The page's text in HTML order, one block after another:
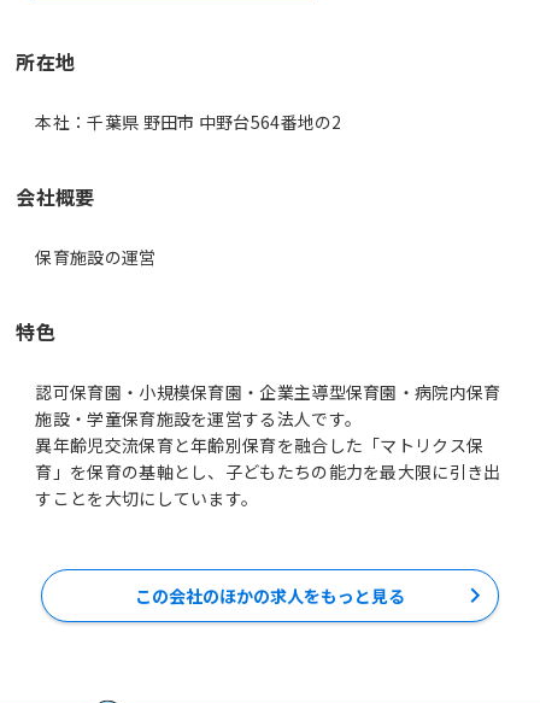
所在地
本社：千葉県 野田市 中野台564番地の2
会社概要
保育施設の運営
特色
認可保育園・小規模保育園・企業主導型保育園・病院内保育
施設・学童保育施設を運営する法人です。
異年齢児交流保育と年齢別保育を融合した「マトリクス保
育」を保育の基軸とし、子どもたちの能力を最大限に引き出
すことを大切にしています。
この会社のほかの求人をもっと見る